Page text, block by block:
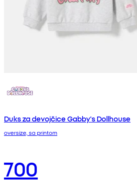
Duks za devojčice Gabby's Dollhouse
oversize, sa printom
700